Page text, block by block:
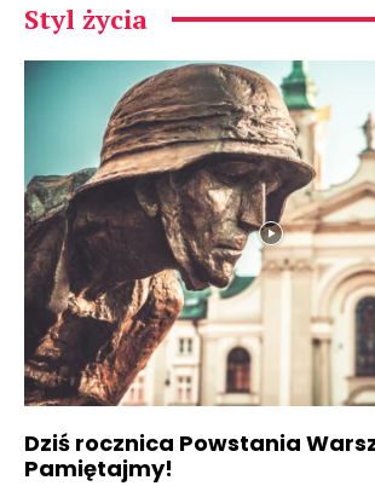
Styl życia
Dziś rocznica Powstania
Pamiętajmy!